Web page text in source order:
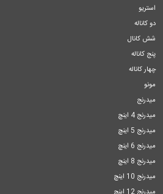
استریو
دو کاناله
شش کانال
پنج کاناله
چهار کاناله
مونو
میدرنج
میدرنج 4 اینچ
میدرنج 5 اینچ
میدرنج 6 اینچ
میدرنج 8 اینچ
میدرنج 10 اینچ